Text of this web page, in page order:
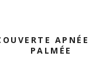
PALMÉE